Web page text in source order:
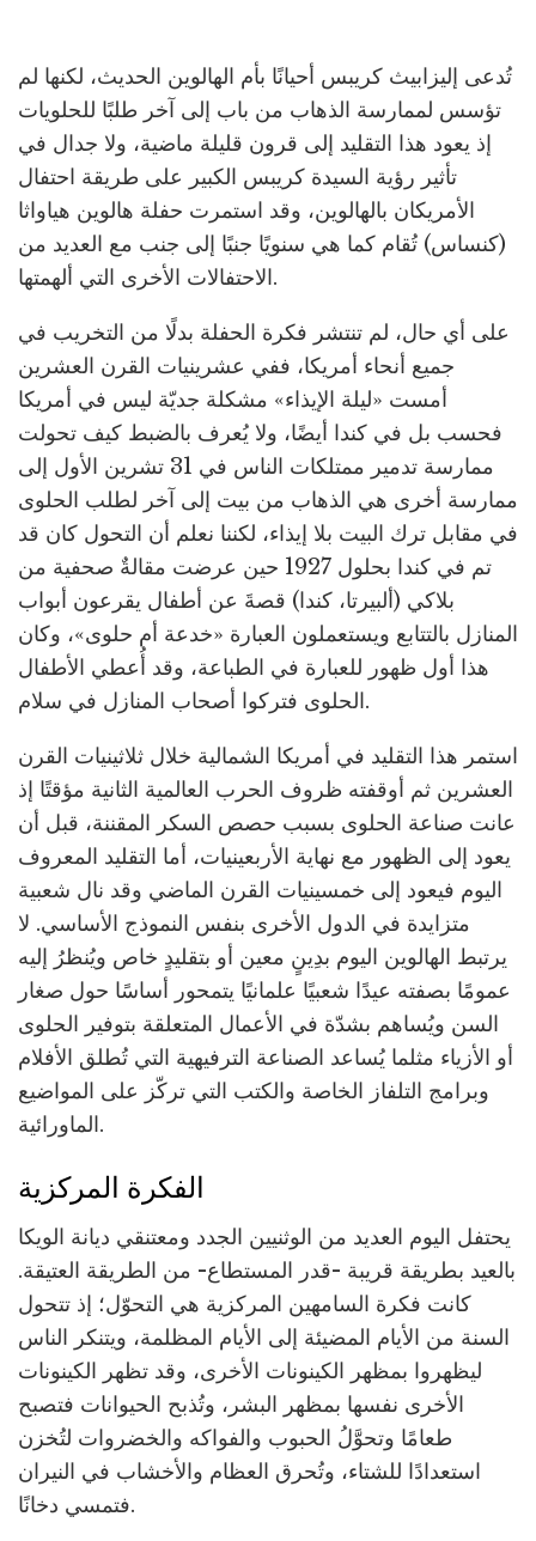
تُدعى إليزابيث كريبس أحيانًا بأم الهالوين الحديث، لكنها لم
تؤسس لممارسة الذهاب من باب إلى آخر طلبًا للحلويات
إذ يعود هذا التقليد إلى قرون قليلة ماضية، ولا جدال في
تأثير رؤية السيدة كريبس الكبير على طريقة احتفال
الأمريكان بالهالوين، وقد استمرت حفلة هالوين هياواثا
(كنساس) تُقام كما هي سنويًا جنبًا إلى جنب مع العديد من
الاحتفالات الأخرى التي ألهمتها.
على أي حال، لم تنتشر فكرة الحفلة بدلًا من التخريب في
جميع أنحاء أمريكا، ففي عشرينيات القرن العشرين
أمست «ليلة الإيذاء» مشكلة جديّة ليس في أمريكا
فحسب بل في كندا أيضًا، ولا يُعرف بالضبط كيف تحولت
ممارسة تدمير ممتلكات الناس في 31 تشرين الأول إلى
ممارسة أخرى هي الذهاب من بيت إلى آخر لطلب الحلوى
في مقابل ترك البيت بلا إيذاء، لكننا نعلم أن التحول كان قد
تم في كندا بحلول 1927 حين عرضت مقالةٌ صحفية من
بلاكي (ألبيرتا، كندا) قصةَ عن أطفال يقرعون أبواب
المنازل بالتتابع ويستعملون العبارة «خدعة أم حلوى»، وكان
هذا أول ظهور للعبارة في الطباعة، وقد أُعطي الأطفال
الحلوى فتركوا أصحاب المنازل في سلام.
استمر هذا التقليد في أمريكا الشمالية خلال ثلاثينيات القرن
العشرين ثم أوقفته ظروف الحرب العالمية الثانية مؤقتًا إذ
عانت صناعة الحلوى بسبب حصص السكر المقننة، قبل أن
يعود إلى الظهور مع نهاية الأربعينيات، أما التقليد المعروف
اليوم فيعود إلى خمسينيات القرن الماضي وقد نال شعبية
متزايدة في الدول الأخرى بنفس النموذج الأساسي. لا
يرتبط الهالوين اليوم بدِينٍ معين أو بتقليدٍ خاص ويُنظرُ إليه
عمومًا بصفته عيدًا شعبيًا علمانيًا يتمحور أساسًا حول صغار
السن ويُساهم بشدّة في الأعمال المتعلقة بتوفير الحلوى
أو الأزياء مثلما يُساعد الصناعة الترفيهية التي تُطلق الأفلام
وبرامج التلفاز الخاصة والكتب التي تركّز على المواضيع
الماورائية.
الفكرة المركزية
يحتفل اليوم العديد من الوثنيين الجدد ومعتنقي ديانة الويكا
بالعيد بطريقة قريبة -قدر المستطاع- من الطريقة العتيقة.
كانت فكرة السامهين المركزية هي التحوّل؛ إذ تتحول
السنة من الأيام المضيئة إلى الأيام المظلمة، ويتنكر الناس
ليظهروا بمظهر الكينونات الأخرى، وقد تظهر الكينونات
الأخرى نفسها بمظهر البشر، وتُذبح الحيوانات فتصبح
طعامًا وتحوَّلُ الحبوب والفواكه والخضروات لتُخزن
استعدادًا للشتاء، وتُحرق العظام والأخشاب في النيران
فتمسي دخانًا.